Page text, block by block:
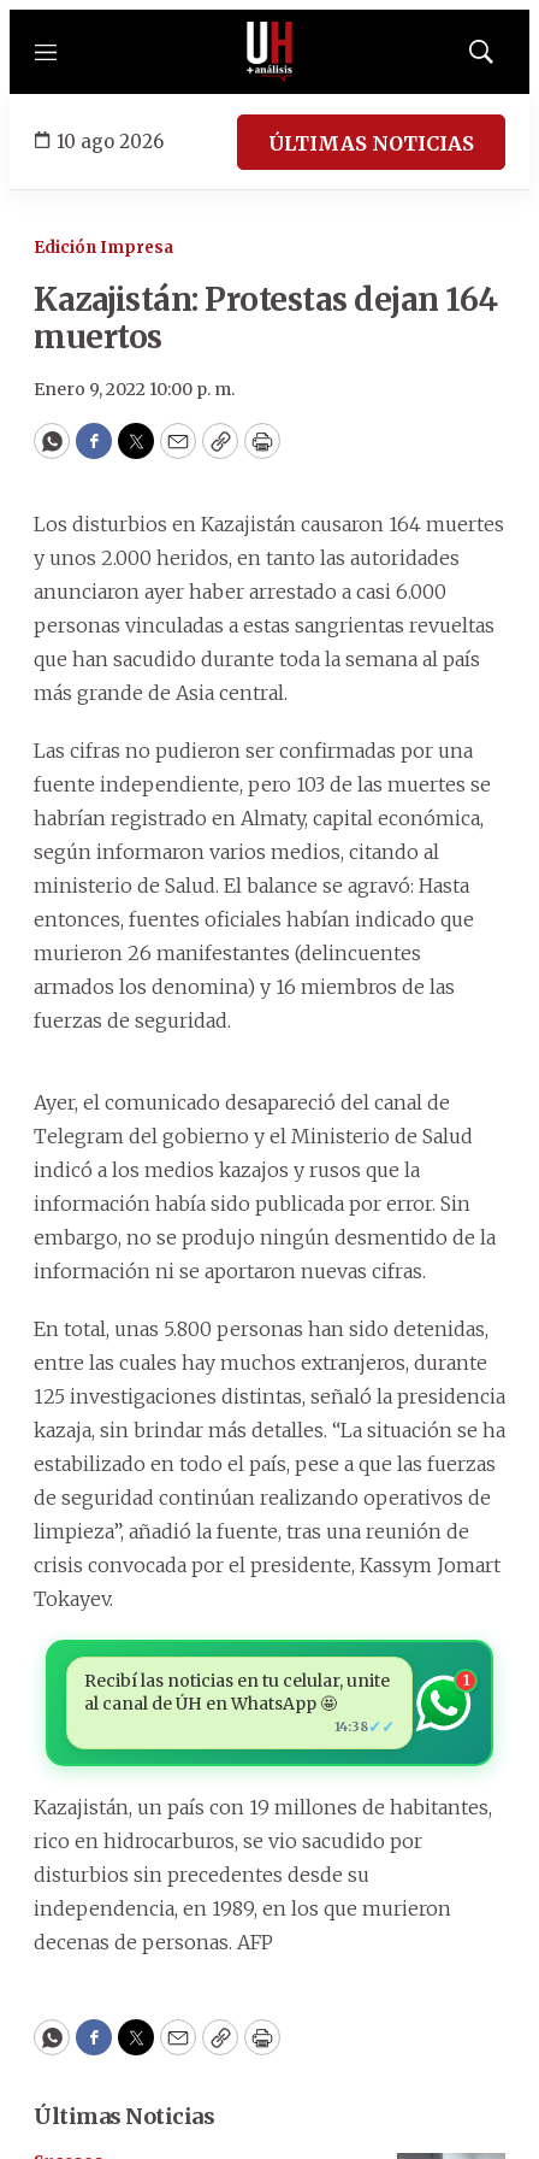
Menú
Mostrar
10 ago 2026 ÚLTIMAS NOTICIAS
Edición Impresa
Kazajistán: Protestas dejan 164
muertos
Enero 9, 2022 10:00 p. m.
WhatsApp
Facebook
Twitter
EmailCopyPrint
Los disturbios en Kazajistán causaron 164 muertes
y unos 2.000 heridos, en tanto las autoridades
anunciaron ayer haber arrestado a casi 6.000
personas vinculadas a estas sangrientas revueltas
que han sacudido durante toda la semana al país
más grande de Asia central.
Las cifras no pudieron ser confirmadas por una
fuente independiente, pero 103 de las muertes se
habrían registrado en Almaty, capital económica,
según informaron varios medios, citando al
ministerio de Salud. El balance se agravó: Hasta
entonces, fuentes oficiales habían indicado que
murieron 26 manifestantes (delincuentes
armados los denomina) y 16 miembros de las
fuerzas de seguridad.
Ayer, el comunicado desapareció del canal de
Telegram del gobierno y el Ministerio de Salud
indicó a los medios kazajos y rusos que la
información había sido publicada por error. Sin
embargo, no se produjo ningún desmentido de la
información ni se aportaron nuevas cifras.
En total, unas 5.800 personas han sido detenidas,
entre las cuales hay muchos extranjeros, durante
125 investigaciones distintas, señaló la presidencia
kazaja, sin brindar más detalles. “La situación se ha
estabilizado en todo el país, pese a que las fuerzas
de seguridad continúan realizando operativos de
limpieza”, añadió la fuente, tras una reunión de
crisis convocada por el presidente, Kassym Jomart
Tokayev.
Recibí las noticias en tu celular, unite
al canal de ÚH en WhatsApp 🤩
14:38✓✓
1
Kazajistán, un país con 19 millones de habitantes,
rico en hidrocarburos, se vio sacudido por
disturbios sin precedentes desde su
independencia, en 1989, en los que murieron
decenas de personas. AFP
WhatsApp
Facebook
Twitter
EmailCopyPrint
Últimas Noticias